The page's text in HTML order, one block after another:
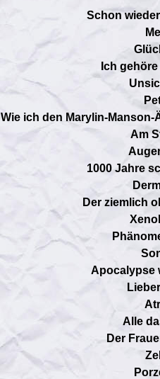
Schon
Ich
Wie ich den Marylin-
Am
1000 Jahre
Der ziemlich
Apocalypse
Alle
Der